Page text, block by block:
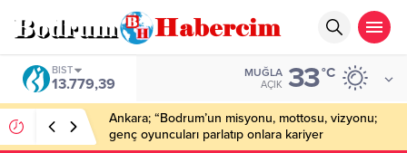
BIST
13.779,39
MUĞLA
AÇIK 33°C
Ankara; “Bodrum’un misyonu, mottosu, vizyonu;
genç oyuncuları parlatıp onlara kariyer